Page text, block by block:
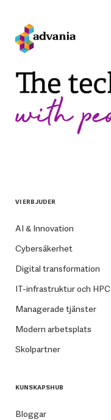
VI ERBJUDER
AI & Innovation
Cybersäkerhet
Digital transformation
IT-infrastruktur och HPC
Managerade tjänster
Modern arbetsplats
Skolpartner
KUNSKAPSHUB
Bloggar